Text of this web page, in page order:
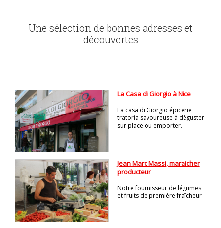
Une sélection de bonnes adresses et
découvertes
La Casa di Giorgio à Nice
La casa di Giorgio épicerie
tratoria savoureuse à déguster
sur place ou emporter.
Jean Marc Massi, maraicher
producteur
Notre fournisseur de légumes
et fruits de première fraîcheur